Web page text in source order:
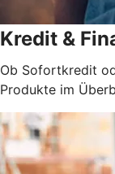
Kredit &
Ob Sofortkredit
Produkte im